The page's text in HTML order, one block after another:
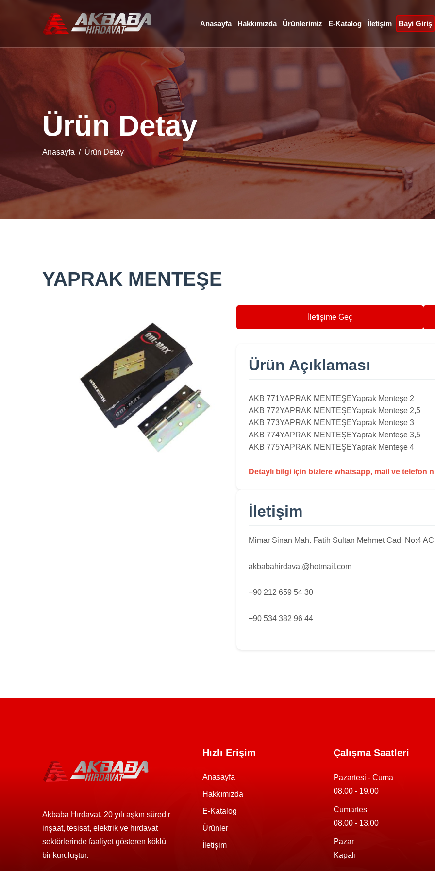
Anasayfa Hakkımızda Ürünlerimiz E-Katalog İletişim Bayi Giriş
Ürün Detay
Anasayfa Ürün Detay
YAPRAK MENTEŞE
İletişime Geç
Ürün Açıklaması
AKB 771YAPRAK MENTEŞEYaprak Menteşe 2
AKB 772YAPRAK MENTEŞEYaprak Menteşe 2,5
AKB 773YAPRAK MENTEŞEYaprak Menteşe 3
AKB 774YAPRAK MENTEŞEYaprak Menteşe 3,5
AKB 775YAPRAK MENTEŞEYaprak Menteşe 4
Detaylı bilgi için bizlere whatsapp, mail ve telefon
İletişim
Mimar Sinan Mah. Fatih Sultan Mehmet Cad. No:4
akbabahirdavat@hotmail.com
+90 212 659 54 30
+90 534 382 96 44
Akbaba Hırdavat, 20 yılı aşkın süredir
inşaat, tesisat, elektrik ve hırdavat
sektörlerinde faaliyet gösteren köklü
bir kuruluştur.
Hızlı Erişim
Anasayfa
Hakkımızda
E-Katalog
Ürünler
İletişim
Çalışma Saatleri
Pazartesi - Cuma
08.00 - 19.00
Cumartesi
08.00 - 13.00
Pazar
Kapalı